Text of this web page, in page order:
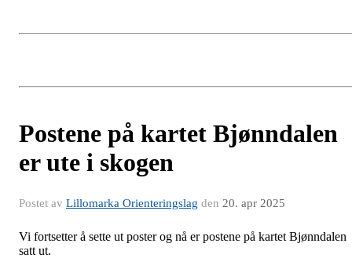
Postene på kartet Bjønndalen
er ute i skogen
Postet av Lillomarka Orienteringslag den 20. apr 2025
Vi fortsetter å sette ut poster og nå er postene på kartet Bjønndalen
satt ut.